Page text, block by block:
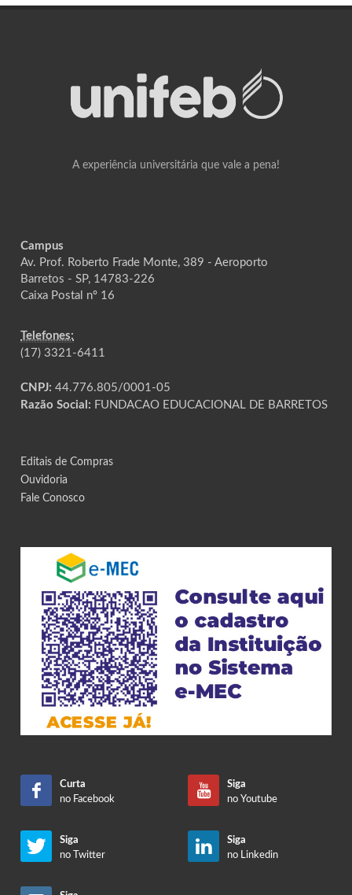
A experiência universitária que vale a pena!
Campus
Av. Prof. Roberto Frade Monte, 389 - Aeroporto
Barretos - SP, 14783-226
Caixa Postal nº 16
Telefones:
(17) 3321-6411
CNPJ: 44.776.805/0001-05
Razão Social: FUNDACAO EDUCACIONAL DE BARRETOS
Editais de Compras
Ouvidoria
Fale Conosco
Curta
no Facebook
Siga
no Youtube
Siga
no Twitter
Siga
no Linkedin